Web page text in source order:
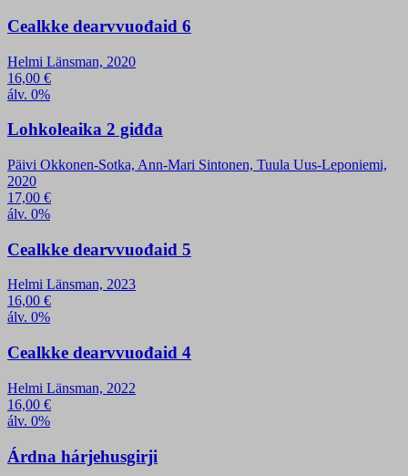
Cealkke dearvvuođaid 6
Helmi Länsman, 2020
16,00 €
álv. 0%
Lohkoleaika 2 giđđa
Päivi Okkonen-Sotka, Ann-Mari Sintonen, Tuula Uus-Leponiemi,
2020
17,00 €
álv. 0%
Cealkke dearvvuođaid 5
Helmi Länsman, 2023
16,00 €
álv. 0%
Cealkke dearvvuođaid 4
Helmi Länsman, 2022
16,00 €
álv. 0%
Árdna hárjehusgirji